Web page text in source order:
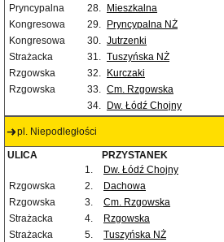
Pryncypalna
28.
Mieszkalna
Kongresowa
29.
Pryncypalna NŻ
Kongresowa
30. Jutrzenki
Strażacka
31. Tuszyńska NŻ
Rzgowska
32. Kurczaki
Rzgowska
33. Cm. Rzgowska
34.
Dw. Łódź Chojny
pl. Niepodległości
ULICA PRZYSTANEK
1.
Dw. Łódź Chojny
Rzgowska
2. Dachowa
Rzgowska
3. Cm. Rzgowska
Strażacka
4. Rzgowska
Strażacka
5. Tuszyńska NŻ